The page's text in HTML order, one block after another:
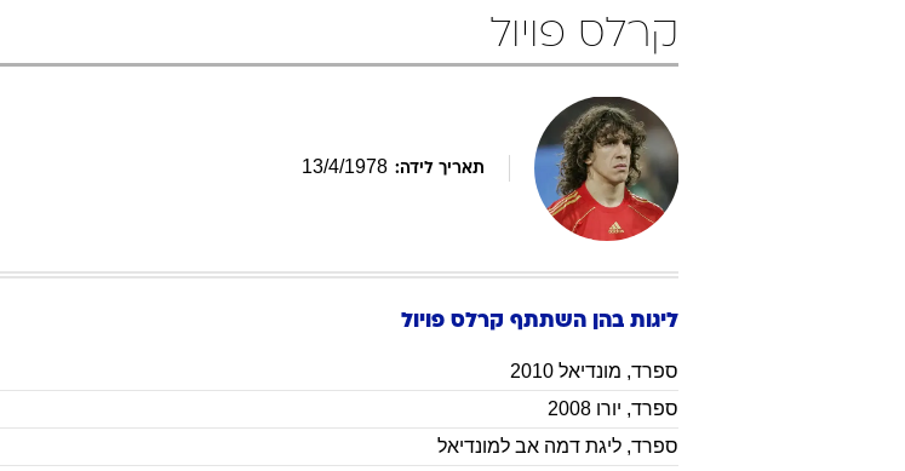
קרלס פויול
תאריך לידה: 13/4/1978
ליגות בהן השתתף קרלס פויול
ספרד, מונדיאל 2010
ספרד, יורו 2008
ספרד, ליגת דמה אב למונדיאל